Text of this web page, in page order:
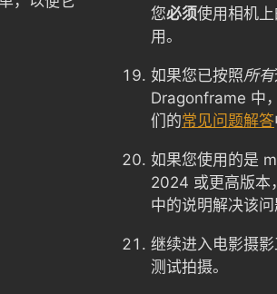
您必须使用相机
用。
如果您已按照所有
Dragonframe 中
们的常见问题解答
如果您使用的是
2024 或更高版本
中的说明解决该
继续进入电影摄
测试拍摄。